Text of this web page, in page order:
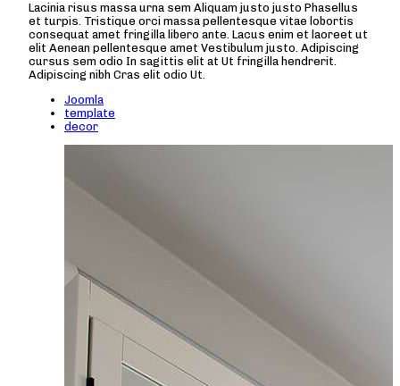
Lacinia risus massa urna sem Aliquam justo justo Phasellus
et turpis. Tristique orci massa pellentesque vitae lobortis
consequat amet fringilla libero ante. Lacus enim et laoreet ut
elit Aenean pellentesque amet Vestibulum justo. Adipiscing
cursus sem odio In sagittis elit at Ut fringilla hendrerit.
Adipiscing nibh Cras elit odio Ut.
Joomla
template
decor